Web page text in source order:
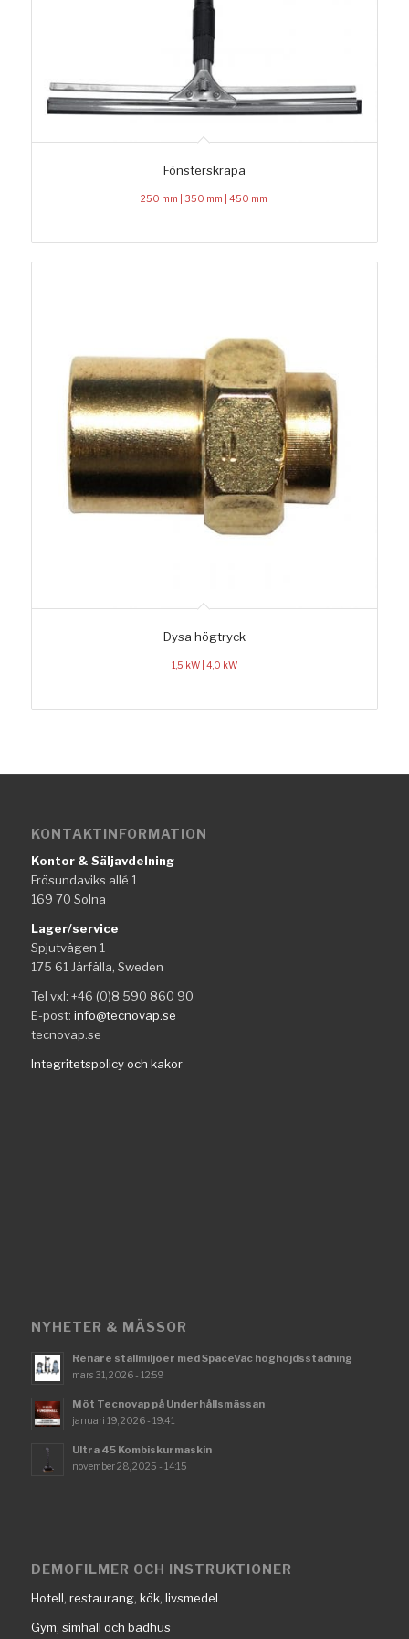
Fönsterskrapa
250 mm | 350 mm | 450 mm
Dysa högtryck
1,5 kW | 4,0 kW
KONTAKTINFORMATION
Kontor & Säljavdelning
Frösundaviks allé 1
169 70 Solna
Lager/service
Spjutvägen 1
175 61 Järfälla, Sweden
Tel vxl: +46 (0)8 590 860 90
E-post: info@tecnovap.se
tecnovap.se
Integritetspolicy och kakor
NYHETER & MÄSSOR
Renare stallmiljöer med SpaceVac höghöjdsstädning
mars 31, 2026 - 12:59
Möt Tecnovap på Underhållsmässan
januari 19, 2026 - 19:41
Ultra 45 Kombiskurmaskin
november 28, 2025 - 14:15
DEMOFILMER OCH INSTRUKTIONER
Hotell, restaurang, kök, livsmedel
Gym, simhall och badhus